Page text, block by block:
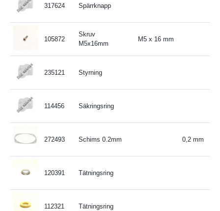
317624 Spärrknapp
105872
Skruv
M5x16mm
M5 x 16 mm
235121 Styrning
114456 Säkringsring
272493 Schims 0.2mm 0,2 mm
120391 Tätningsring
112321 Tätningsring